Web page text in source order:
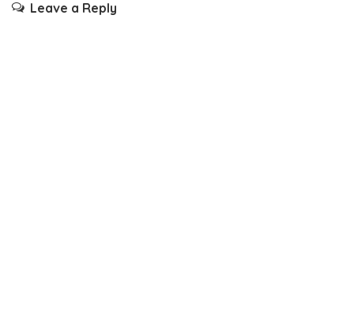
Leave a Reply